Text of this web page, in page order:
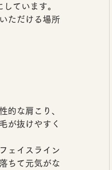
しています。
ただける場所
的な肩こり 、
が抜けやすく
ェイスライン
ちて元気がな